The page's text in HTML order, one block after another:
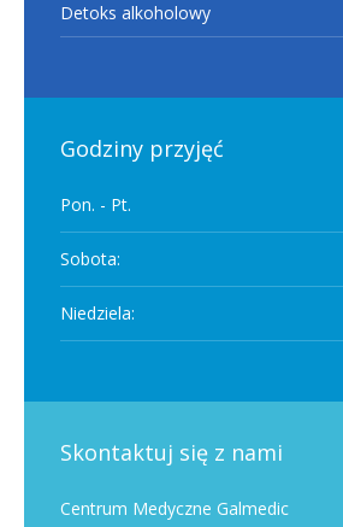
Detoks alkoholowy
Godziny przyjęć
Pon. - Pt.
Sobota:
Niedziela:
Skontaktuj się z nami
Centrum Medyczne Galmedic